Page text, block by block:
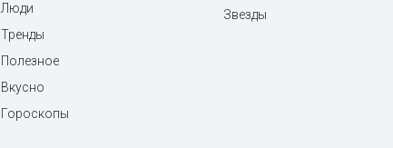
Люди
Тренды
Полезное
Вкусно
Гороскопы
Звезды